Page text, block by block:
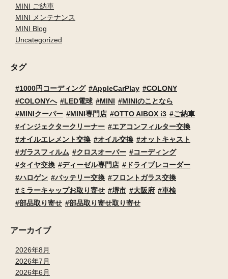
MINI ご納車
MINI メンテナンス
MINI Blog
Uncategorized
タグ
1000円コーディング AppleCarPlay
COLONY
COLONYへ
LED電球 MINI
MINIのことなら
MINIクーパー
MINI専門店 OTTO AIBOX i3
ご納車
インジェクタークリーナー
エアコンフィルター交換
オイルエレメント交換
オイル交換
オットキャスト
ガラスフィルム
クロスオーバー
コーディング
タイヤ交換
ディーゼル専門店
ドライブレコーダー
ハロゲン
バッテリー交換
フロントガラス交換
ミラーキャップお取り寄せ
堺市 大阪府
車検
部品取り寄せ
部品取り寄せ取り寄せ
アーカイブ
2026年8月
2026年7月
2026年6月